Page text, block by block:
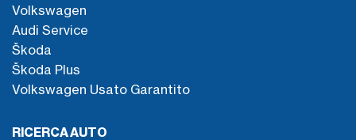
Volkswagen
Audi Service
Škoda
Škoda Plus
Volkswagen Usato Garantito
RICERCA AUTO